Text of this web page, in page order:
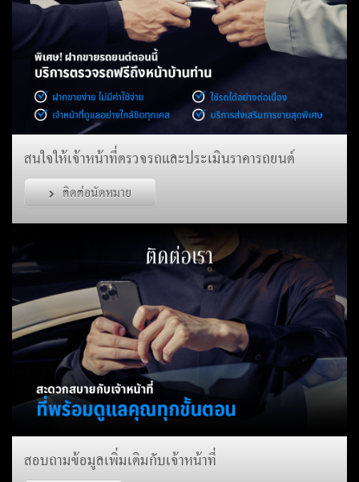
สนใจให้เจ้าหน้าที่ตรวจรถและประเมินราคารถยนต์
ติดต่อนัดหมาย
สอบถามข้อมูลเพิ่มเติมกับเจ้าหน้าที่